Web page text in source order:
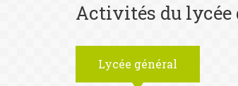
Activités du lycée
Lycée général